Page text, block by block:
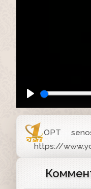
ОРТ
https://